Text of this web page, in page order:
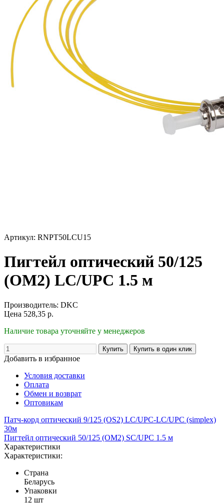
Артикул: RNPT50LCU15
Пигтейл оптический 50/125
(OM2) LC/UPC 1.5 м
Производитель: DKC
Цена 528,35 р.
Наличие товара уточняйте у менеджеров
Добавить в избранное
Условия доставки
Оплата
Обмен и возврат
Оптовикам
Патч-корд оптический 9/125 (OS2) LC/UPC-LC/UPC (simplex)
30м
Пигтейл оптический 50/125 (OM2) SC/UPC 1.5 м
Характеристики
Характеристики:
Страна
Беларусь
Упаковки
12 шт